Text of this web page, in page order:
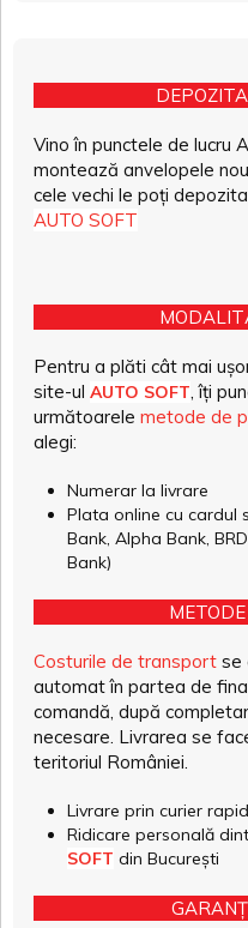
Vino în punctele de lucru
montează anvelopele
cele vechi le poți
AUTO SOFT
Pentru a plăti cât mai
site-ul AUTO SOFT, îți
următoarele metode de
alegi:
Numerar la livrare
Plata online cu cardul
Bank, Alpha Bank,
Bank)
Costurile de transport se
automat în partea de
comandă, după
necesare. Livrarea se
teritoriul României.
Livrare prin curier rapid
Ridicare personală
SOFT din București